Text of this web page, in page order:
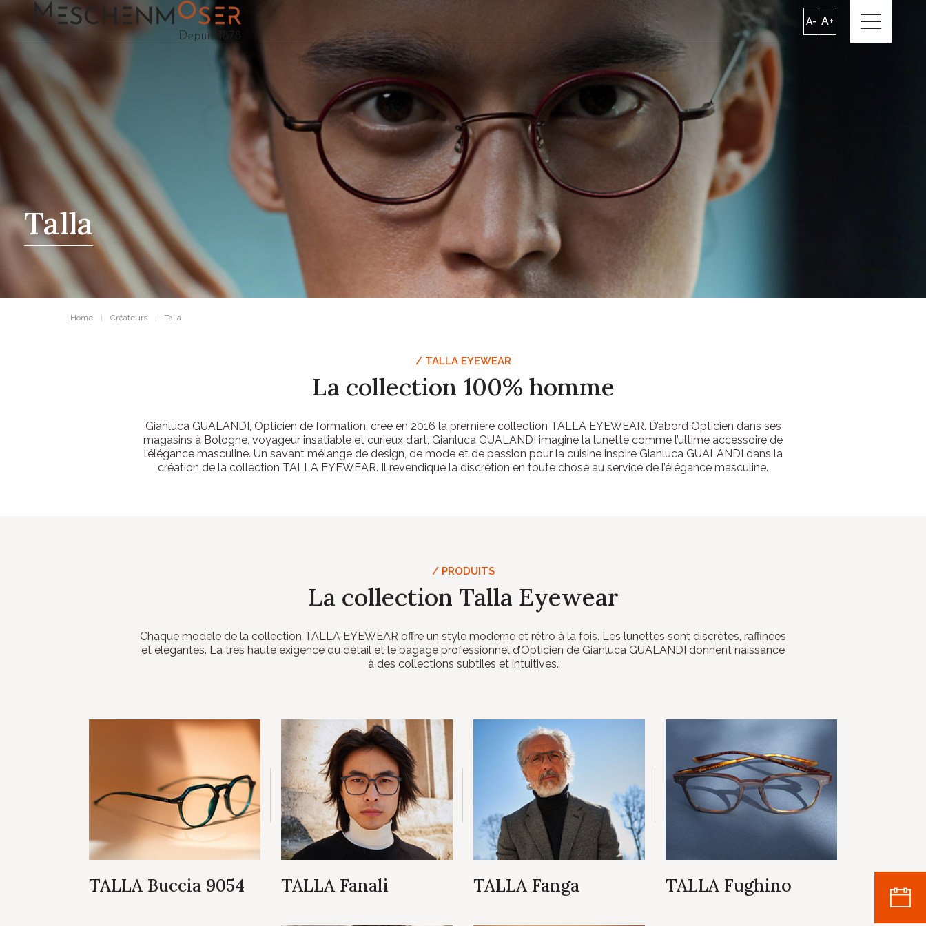
A- A+
Talla
Home Créateurs Talla
/ TALLA EYEWEAR
La collection 100% homme
Gianluca GUALANDI, Opticien de formation, crée en 2016 la première collection TALLA EYEWEAR. D’abord Opticien dans ses
magasins à Bologne, voyageur insatiable et curieux d’art, Gianluca GUALANDI imagine la lunette comme l’ultime accessoire de
l’élégance masculine. Un savant mélange de design, de mode et de passion pour la cuisine inspire Gianluca GUALANDI dans la
création de la collection TALLA EYEWEAR. Il revendique la discrétion en toute chose au service de l’élégance masculine.
/ PRODUITS
La collection Talla Eyewear
Chaque modèle de la collection TALLA EYEWEAR offre un style moderne et rétro à la fois. Les lunettes sont discrètes, raffinées
et élégantes. La très haute exigence du détail et le bagage professionnel d’Opticien de Gianluca GUALANDI donnent naissance
à des collections subtiles et intuitives.
TALLA Buccia 9054 TALLA Fanali TALLA Fanga TALLA Fughino